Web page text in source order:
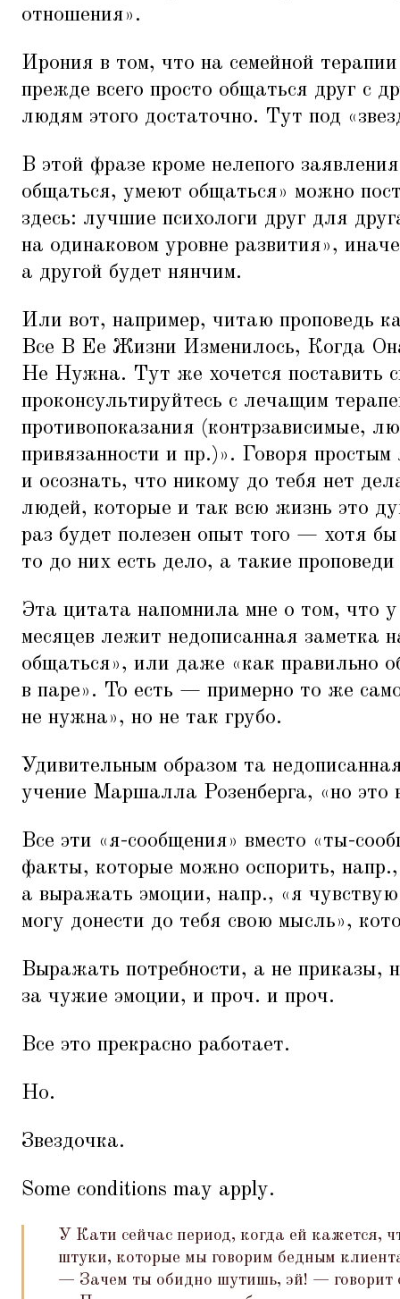
отношения».
Ирония в том, что на семейной
прежде всего просто общаться друг с
людям этого достаточно. Тут под «
В этой фразе кроме нелепого заявления
общаться, умеют общаться» можно
здесь: лучшие психологи друг для
на одинаковом уровне развития»,
а другой будет нянчим.
Или вот, например, читаю проповедь
Все В Ее Жизни Изменилось, Когда
Не Нужна. Тут же хочется поставить
проконсультируйтесь с лечащим
противопоказания (контрзависимые,
привязанности и пр.)». Говоря простым
и осознать, что никому до тебя нет
людей, которые и так всю жизнь это
раз будет полезен опыт того — хотя
то до них есть дело, а такие
Эта цитата напомнила мне о том, что
месяцев лежит недописанная заметка
общаться», или даже «как правильно
в паре». То есть — примерно то же
не нужна», но не так грубо.
Удивительным образом та
учение Маршалла Розенберга, «но это
Все эти «я-сообщения» вместо «ты-
факты, которые можно оспорить, напр.,
а выражать эмоции, напр., «я
могу донести до тебя свою мысль»,
Выражать потребности, а не приказы,
за чужие эмоции, и проч. и проч.
Все это прекрасно работает.
Но.
Звездочка.
Some conditions may apply.
У Кати сейчас период, когда ей кажется,
штуки, которые мы говорим бедным
— Зачем ты обидно шутишь, эй! — говорит